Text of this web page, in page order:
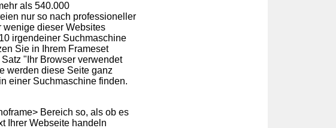
als 540.000
nur so nach professioneller
wenige dieser Websites
irgendeiner Suchmaschine
Sie in Ihrem Frameset
"Ihr Browser verwendet
werden diese Seite ganz
einer Suchmaschine finden.
Bereich so, als ob es
Ihrer Webseite handeln